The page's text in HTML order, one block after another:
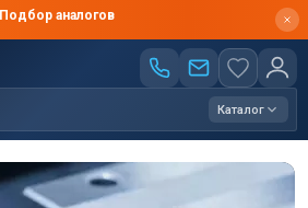
Подбор аналогов
Каталог